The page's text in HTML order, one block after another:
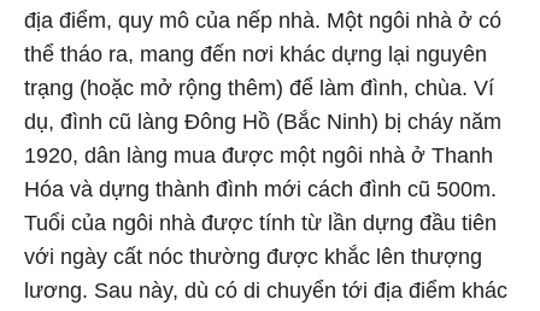
địa điểm, quy mô của nếp nhà. Một ngôi nhà ở có
thể tháo ra, mang đến nơi khác dựng lại nguyên
trạng (hoặc mở rộng thêm) để làm đình, chùa. Ví
dụ, đình cũ làng Đông Hồ (Bắc Ninh) bị cháy năm
1920, dân làng mua được một ngôi nhà ở Thanh
Hóa và dựng thành đình mới cách đình cũ 500m.
Tuổi của ngôi nhà được tính từ lần dựng đầu tiên
với ngày cất nóc thường được khắc lên thượng
lương. Sau này, dù có di chuyển tới địa điểm khác